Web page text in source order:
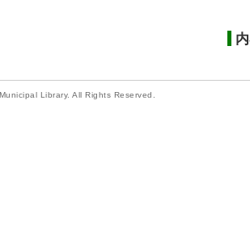
Library. All Rights Reserved.